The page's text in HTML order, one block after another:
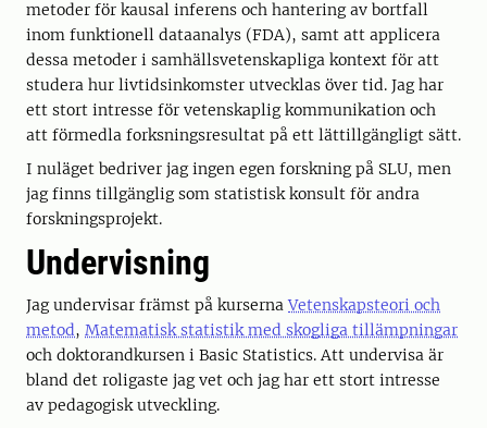
metoder för kausal inferens och hantering av bortfall
inom funktionell dataanalys (FDA), samt att applicera
dessa metoder i samhällsvetenskapliga kontext för att
studera hur livtidsinkomster utvecklas över tid. Jag har
ett stort intresse för vetenskaplig kommunikation och
att förmedla forksningsresultat på ett lättillgängligt sätt.
I nuläget bedriver jag ingen egen forskning på SLU, men
jag finns tillgänglig som statistisk konsult för andra
forskningsprojekt.
Undervisning
Jag undervisar främst på kursernaVetenskapsteori och
metod, Matematisk statistik med skogliga tillämpningar
och doktorandkursen i Basic Statistics. Att undervisa är
bland det roligaste jag vet och jag har ett stort intresse
av pedagogisk utveckling.